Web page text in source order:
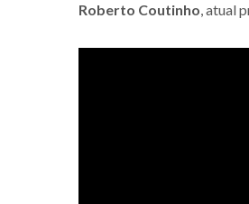
Roberto Coutinho, atual